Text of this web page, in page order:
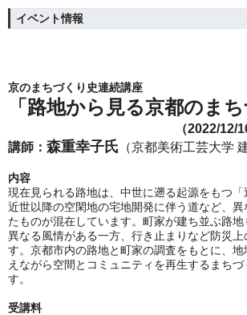
イベント情報
京のまちづくり史連続講座
「 路地から見る京都のまち
（2022/12/16 開
講師： 森重幸子氏 （京都美術工芸大学
内容
現在見られる路地は、中世に遡る起源をもつ「
近世以降の空閑地の宅地開発に伴う道など、
たものが混在しています。町家が建ち並ぶ路
異なる風情がある一方、行き止まりなど防災上
す。 京都市内の路地と町家の調査をもとに、
えながら空間とコミュニティを再生するまちづ
す。
受講料